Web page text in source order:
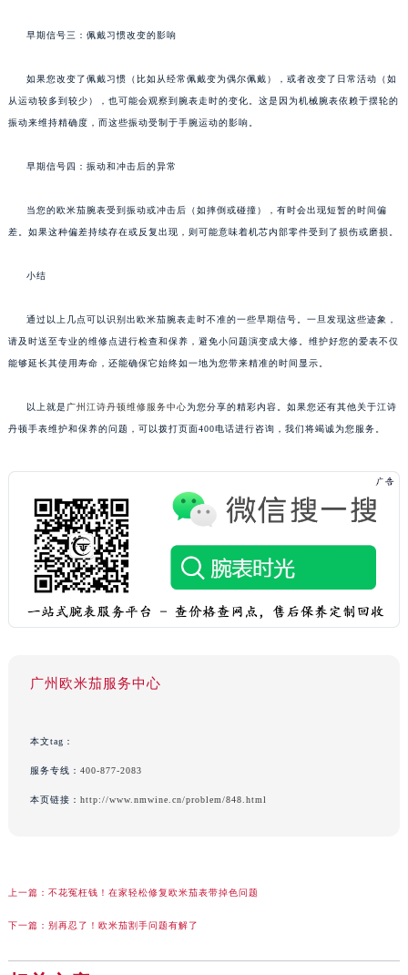
早期信号三：佩戴习惯改变的影响
如果您改变了佩戴习惯（比如从经常佩戴变为偶尔佩戴），或者改变了日常活动（如
从运动较多到较少），也可能会观察到腕表走时的变化。这是因为机械腕表依赖于摆轮的
振动来维持精确度，而这些振动受制于手腕运动的影响。
早期信号四：振动和冲击后的异常
当您的欧米茄腕表受到振动或冲击后（如摔倒或碰撞），有时会出现短暂的时间偏
差。如果这种偏差持续存在或反复出现，则可能意味着机芯内部零件受到了损伤或磨损。
小结
通过以上几点可以识别出欧米茄腕表走时不准的一些早期信号。一旦发现这些迹象，
请及时送至专业的维修点进行检查和保养，避免小问题演变成大修。维护好您的爱表不仅
能够延长其使用寿命，还能确保它始终如一地为您带来精准的时间显示。
以上就是 广州江诗丹顿维修服务中心为您分享的精彩内容。如果您还有其他关于江诗
丹顿手表维护和保养的问题，可以拨打页面400电话进行咨询，我们将竭诚为您服务。
广州欧米茄服务中心
本文tag：
服务专线： 400-877-2083
本页链接： http://www.nmwine.cn/problem/848.html
上一篇： 不花冤枉钱！在家轻松修复欧米茄表带掉色问题
下一篇： 别再忍了！欧米茄割手问题有解了